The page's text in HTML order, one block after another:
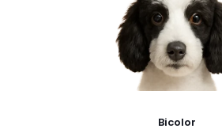
Bicolor